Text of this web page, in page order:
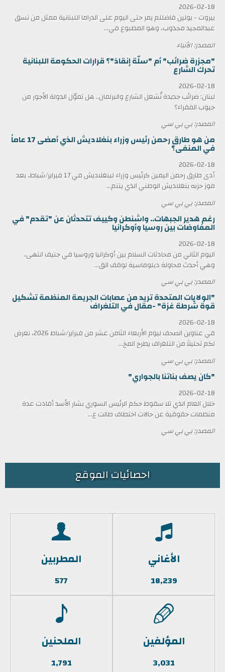
2026-02-18
بيروت - بولين فاضللم يمر حتى اليوم على الدراما اللبنانية ممثل من نسق
عبدالمجيد مجذوب، وهو المطبوع في...
المصدر: الأنباء
"مجزرة ضرائب" أم "سلّة إنقاذ"؟ قرارات الحكومة اللبنانية
تحرك الشارع
2026-02-18
لبنان: ضرائب جديدة تُشعل الشارع والبرلمان.. هل تموّل الدولة الأجور من
جيوب الفقراء؟
المصدر: بي بي سي
من هو طارق رحمن رئيس وزراء بنغلاديش الذي أمضى 17 عاماً
في المنفى؟
2026-02-18
أدى طارق رحمن اليمين كرئيس وزراء لبنغلاديش في 17 فبراير/شباط، بعد
فوز حزبه بنغلاديش الوطني الذي ينتم...
المصدر: بي بي سي
رغم هدير الجبهات.. واشنطن وكييف تتحدثان عن "تقدم" في
المفاوضات بين روسيا وأوكرانيا
2026-02-18
اليوم الثاني من محادثات السلام بين أوكرانيا وروسيا في جنيف انتهى،
وهي أحدث محاولة دبلوماسية لوقف الق...
المصدر: بي بي سي
"الولايات المتحدة تريد من عصابات الجريمة المنظمة تشكيل
قوة شرطة غزة" -مقال في التلغراف
2026-02-18
في عناوين الصحف ليوم الأربعاء الثامن عشر من فبراير/شباط 2026، نعرض
لكم تحليلاً من التلغراف يطرح المخ...
المصدر: بي بي سي
"كان يصف بناتنا بالجواري"
2026-02-18
خلال العام الذي تلا سقوط حكم الرئيس السوري بشار الأسد أفادت عدة
منظمات حقوقية عن حالات اختطاف طالت ع...
المصدر: بي بي سي
احصائيات الموقع
الأغاني
18,239
المطربين
577
المؤلفين
3,031
الملحنين
1,791